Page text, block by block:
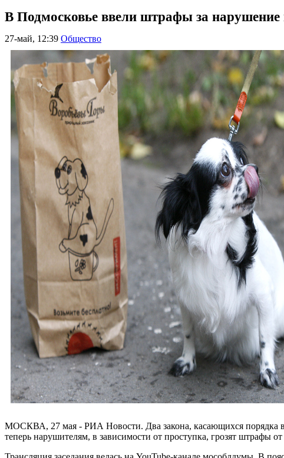
В Подмосковье ввели штрафы за нарушение
27-май, 12:39 Общество
МОСКВА, 27 мая - РИА Новости. Два закона, касающихся порядка
теперь нарушителям, в зависимости от проступка, грозят штрафы